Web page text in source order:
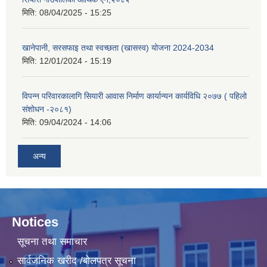
मिति: 08/04/2025 - 15:25
खानेपानी, सरसफाइ तथा स्वच्छता (खासस्व) योजना 2024-2034
मिति: 12/01/2024 - 15:19
विपन्न परिवारकालागि सियारी आवास निर्माण कार्यान्यन कार्यविधि २०७७ ( पहिलो
संशोधन -२०८१)
मिति: 09/04/2024 - 14:06
अन्य
Notices
सूचना तथा समाचार
सार्वजनिक खरीद /बोलपत्र सूचना